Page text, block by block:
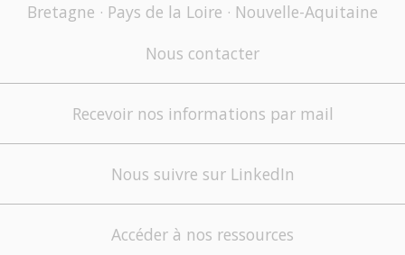
Bretagne · Pays de la Loire · Nouvelle-Aquitaine
Nous contacter
Recevoir nos informations par mail
Nous suivre sur LinkedIn
Accéder à nos ressources